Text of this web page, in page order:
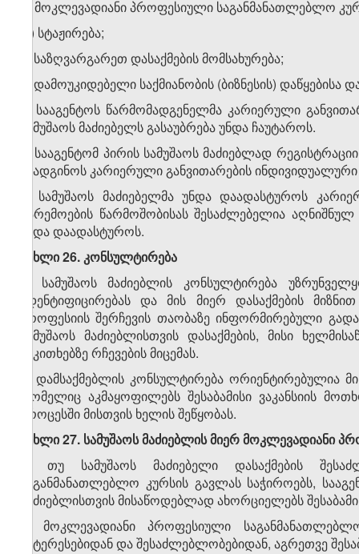
გ) მოკლევადიანი პროფესიული საგანმანათლებლო
დ) სტაჟირება;
ე) საზღვარგარეთ დასაქმების მომსახურება;
ვ) დამოუკიდებელი საქმიანობის (ბიზნესის)
7. სააგენტოს წარმომადგენელმა კარიერული
სამუშაოს მაძიებელს გასაუბრება უნდა ჩაუტაროს.
8. სააგენტომ პირის სამუშაოს მაძიებლად
შეადგინოს კარიერული განვითარების ინდივიდუალური
9. სამუშაოს მაძიებელმა უნდა დაადასტუროს
გარემოების წარმოშობისას შესაძლებელია
უნდა დაადასტუროს.
მუხლი 26. კონსულტირება
1. სამუშაოს მაძიებლის კონსულტირება
იდენტიფიცირებას და მის მიერ დასაქმების
პროფესიის შერჩევის თაობაზე ინფორმირებული
სამუშაოს მაძიებლისთვის დასაქმების, მისი
საკითხებზე რჩევების მიცემას.
2. დამსაქმებლის კონსულტირება ორიენტირებულია
რომელიც აკმაყოფილებს შესაბამისი ვაკანსიის
პროცესში მისთვის ხელის შეწყობას.
მუხლი 27. სამუშაოს მაძიებლის მიერ
1. თუ სამუშაოს მაძიებელი დასაქმების
საგანმანათლებლო კურსის გავლას საჭიროებს,
მაძიებლისთვის მისაწოდებლად ახორციელებს
2. მოკლევადიანი პროფესიული
ინტერესებიდან და შესაძლებლობებიდან, აგრეთვე